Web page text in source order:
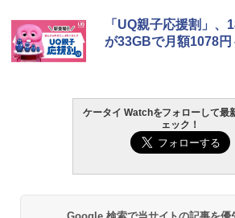
「UQ親子応援割」
が33GBで月額1078円
ケータイ Watchをフォローして最
ェック！